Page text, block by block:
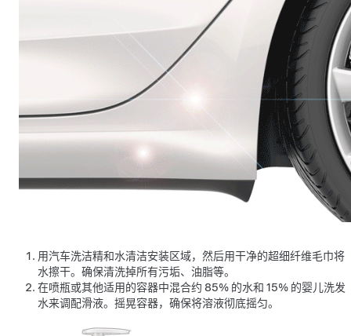
用汽车洗洁精和水清洁安装区域，然后用干净的超细纤维毛巾将
水擦干。确保清洗掉所有污垢、油脂等。
在喷瓶或其他适用的容器中混合约 85% 的水和 15% 的婴儿洗发
水来调配滑液。摇晃容器，确保将溶液彻底摇匀。